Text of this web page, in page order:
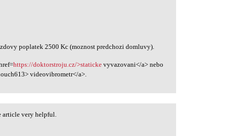
poplatek 2500 Kc (moznost predchozi domluvy).
https://doktorstroju.cz/>staticke vyvazovani</a> nebo
videovibrometr</a>.
article very helpful.